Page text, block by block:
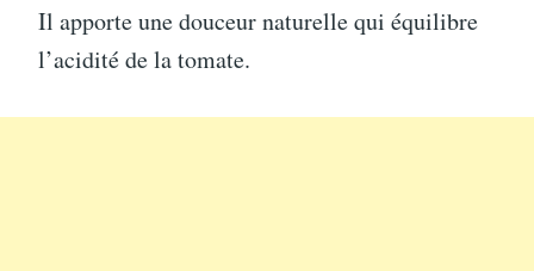
Il apporte une douceur naturelle qui équilibre
l’acidité de la tomate.